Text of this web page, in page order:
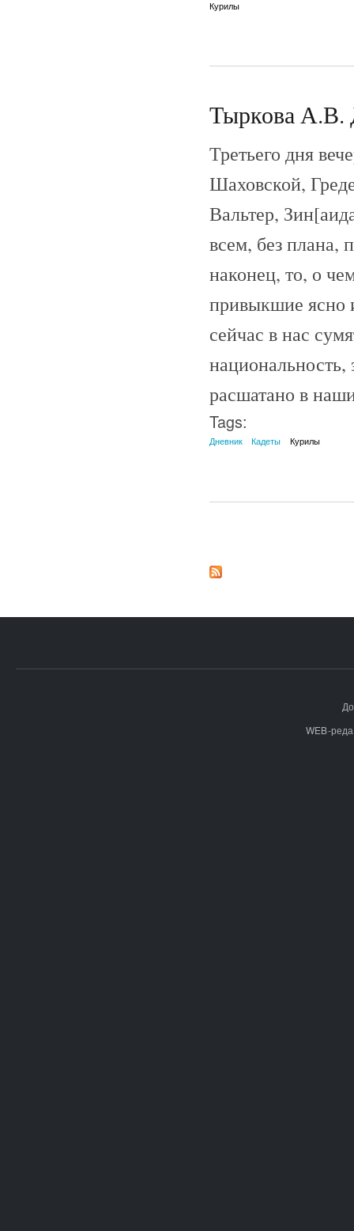
Курилы
Тыркова А.В.
Третьего дня
Шаховской,
Вальтер,
всем, без плана,
наконец, то, о
привыкшие ясно
сейчас в нас
расшатано в
Tags:
Дневник Кадеты Курилы
WEB-